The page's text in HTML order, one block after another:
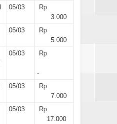
05/03
Rp
3.000
05/03
Rp
5.000
05/03 Rp
-
05/03
Rp
7.000
05/03
Rp
17.000